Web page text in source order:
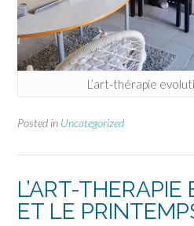
L’art-thérapie
Posted in Uncategorized
L’ART-
ET LE